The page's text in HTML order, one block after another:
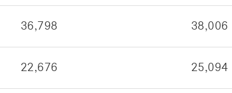
36,798 38,006
22,676 25,094